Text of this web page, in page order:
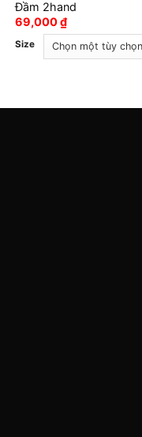
Đầm 2hand
69,000₫
Size